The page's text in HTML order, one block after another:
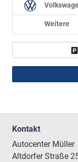
Weitere
Kontakt
Autocenter Müller
Altdorfer Straße